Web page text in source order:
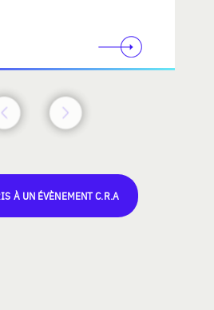
À UN ÉVÈNEMENT C.R.A